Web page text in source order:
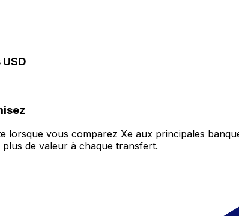
lorsque vous comparez Xe aux principales
de valeur à chaque transfert.